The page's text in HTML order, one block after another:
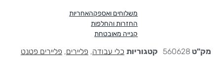
משלוחים ואספקהאחריות
החזרות והחלפות
קנייה מאובטחת
מק"ט 560628 קטגוריות כלי עבודה, פליירים, פליירים פטנט